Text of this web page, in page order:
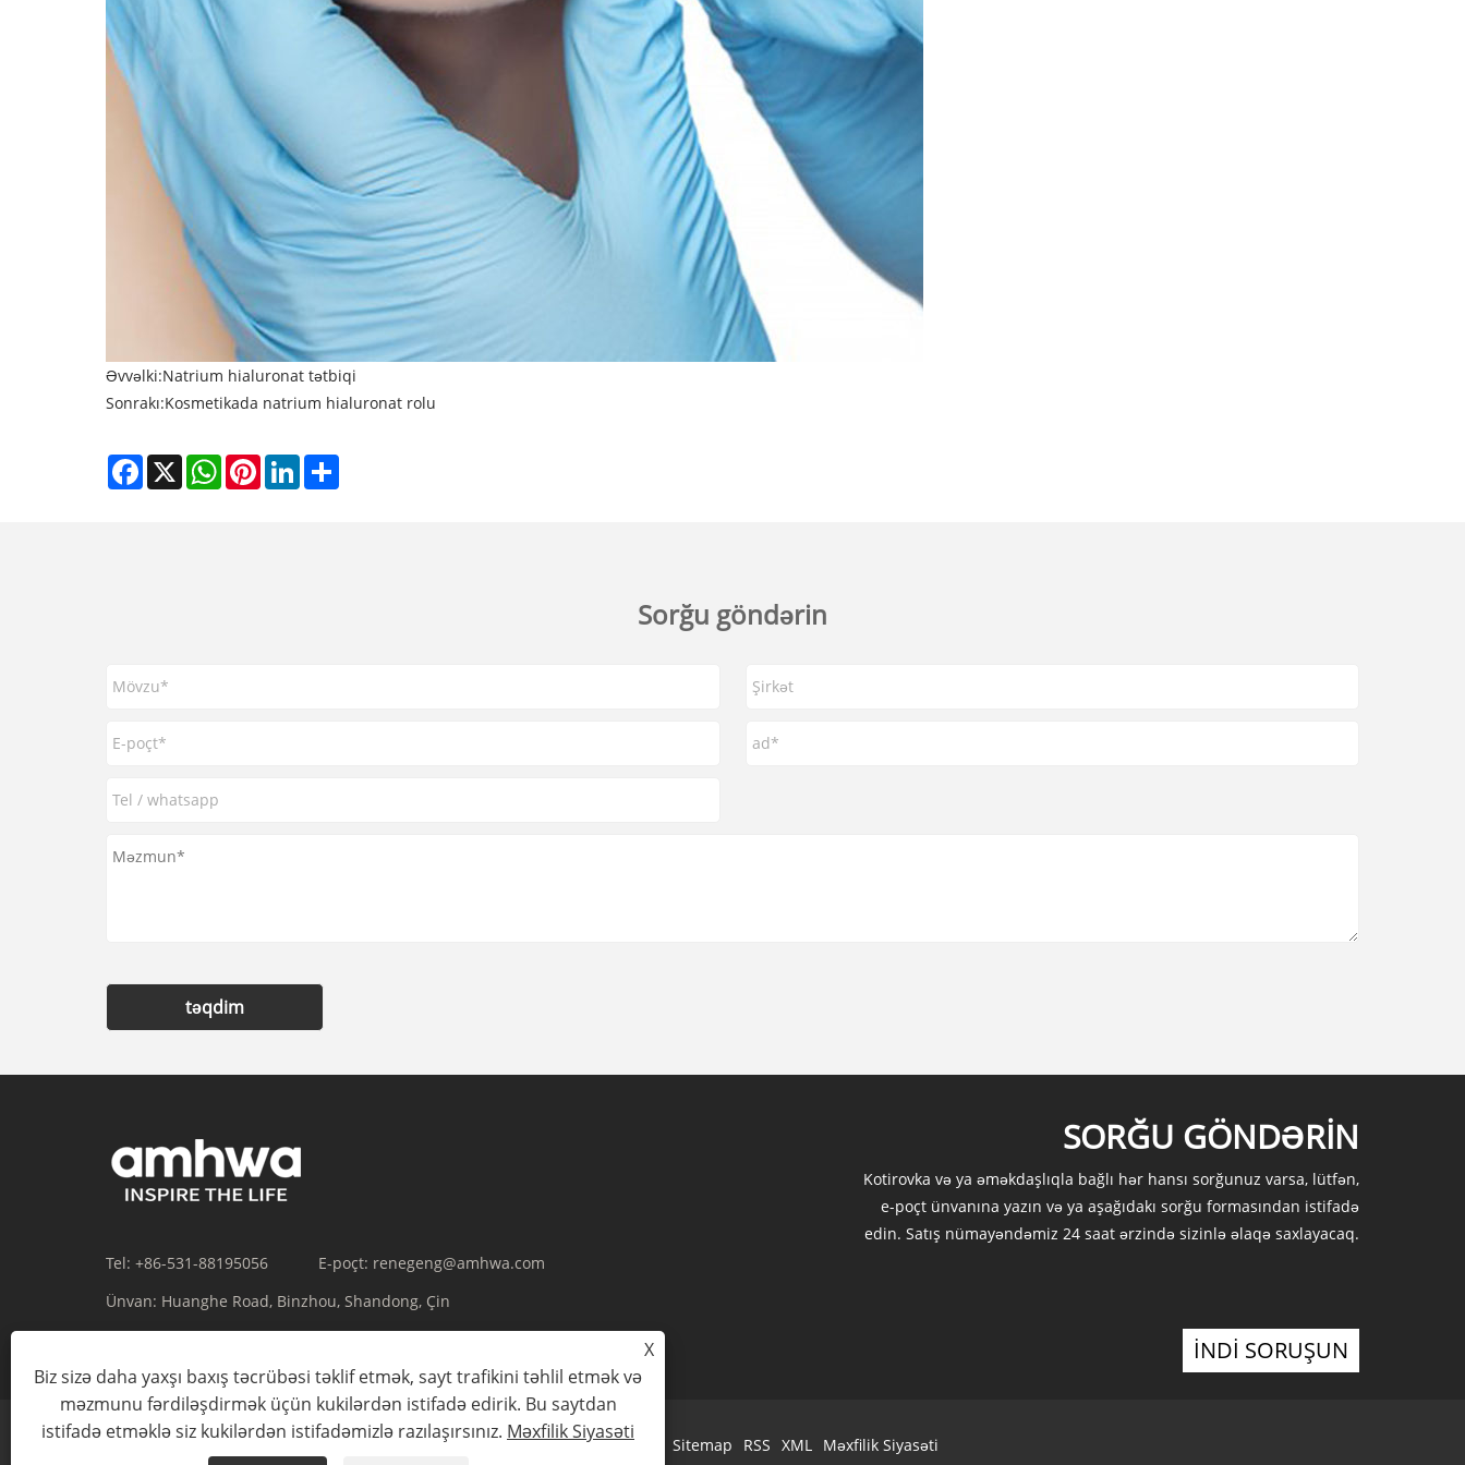
Əvvəlki:Natrium hialuronat tətbiqi
Sonrakı:Kosmetikada natrium hialuronat rolu
Facebook
X WhatsAppPinterestLinkedIn
Sorğu göndərin
təqdim
Tel: +86-531-88195056 E-poçt: renegeng@amhwa.com
Ünvan: Huanghe Road, Binzhou, Shandong, Çin
SORĞU GÖNDƏRIN
Kotirovka və ya əməkdaşlıqla bağlı hər hansı sorğunuz varsa, lütfən,
e-poçt ünvanına yazın və ya aşağıdakı sorğu formasından istifadə
edin. Satış nümayəndəmiz 24 saat ərzində sizinlə əlaqə saxlayacaq.
İNDİ SORUŞUN
Links Sitemap RSS XML Məxfilik Siyasəti
X
Biz sizə daha yaxşı baxış təcrübəsi təklif etmək, sayt trafikini təhlil etmək və
məzmunu fərdiləşdirmək üçün kukilərdən istifadə edirik. Bu saytdan
istifadə etməklə siz kukilərdən istifadəmizlə razılaşırsınız. Məxfilik Siyasəti